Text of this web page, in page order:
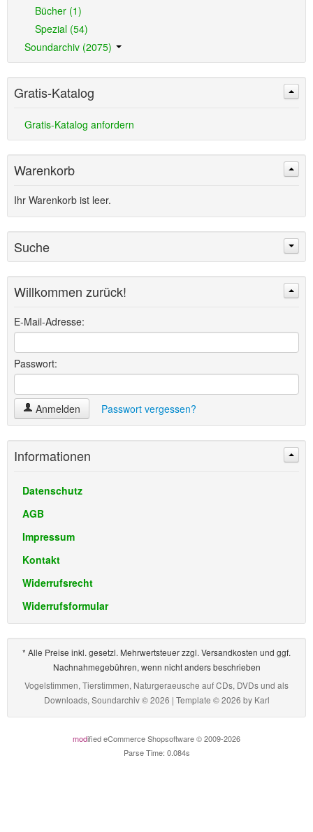
Bücher (1)
Spezial (54)
Soundarchiv (2075)
Gratis-Katalog
Gratis-Katalog anfordern
Warenkorb
Ihr Warenkorb ist leer.
Suche
Willkommen zurück!
E-Mail-Adresse:
Passwort:
Anmelden Passwort vergessen?
Informationen
Datenschutz
AGB
Impressum
Kontakt
Widerrufsrecht
Widerrufsformular
* Alle Preise inkl. gesetzl. Mehrwertsteuer zzgl. Versandkosten und ggf.
Nachnahmegebühren, wenn nicht anders beschrieben
Vogelstimmen, Tierstimmen, Naturgeraeusche auf CDs, DVDs und als
Downloads, Soundarchiv © 2026 | Template © 2026 by Karl
modified eCommerce Shopsoftware © 2009-2026
Parse Time: 0.084s